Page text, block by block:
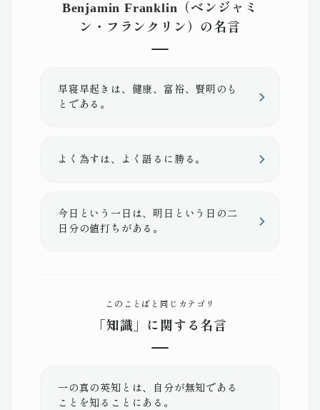
Benjamin Franklin（ベンジャミ
ン・フランクリン）の名言
早寝早起きは、健康、富裕、賢明のも
とである。
よく為すは、よく語るに勝る。
今日という一日は、明日という日の二
日分の値打ちがある。
このことばと同じカテゴリ
「知識」に関する名言
一の真の英知とは、自分が無知である
ことを知ることにある。